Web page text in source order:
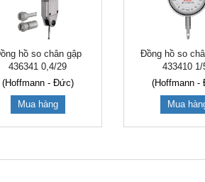
hồ so chân gập
436341 0,4/29
(Hoffmann - Đức)
Mua hàng
Đồng hồ so
433410 1/
(Hoffmann -
Mua